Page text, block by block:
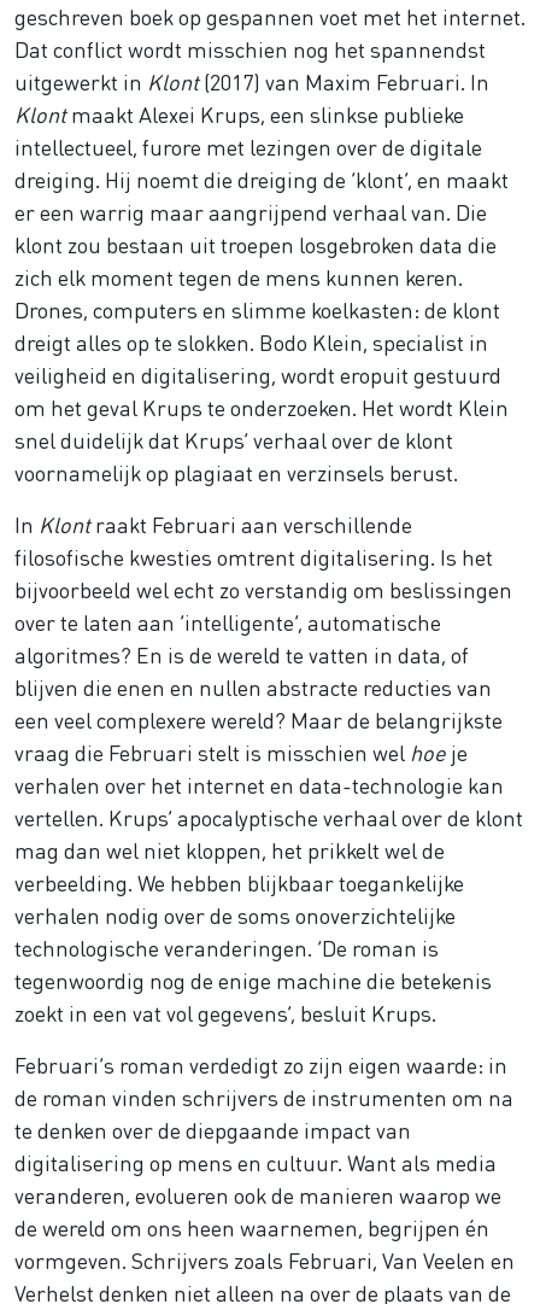
geschreven boek op gespannen voet met het internet.
Dat conflict wordt misschien nog het spannendst
uitgewerkt in Klont(2017) van Maxim Februari. In
Klontmaakt Alexei Krups, een slinkse publieke
intellectueel, furore met lezingen over de digitale
dreiging. Hij noemt die dreiging de ‘klont’, en maakt
er een warrig maar aangrijpend verhaal van. Die
klont zou bestaan uit troepen losgebroken data die
zich elk moment tegen de mens kunnen keren.
Drones, computers en slimme koelkasten: de klont
dreigt alles op te slokken. Bodo Klein, specialist in
veiligheid en digitalisering, wordt eropuit gestuurd
om het geval Krups te onderzoeken. Het wordt Klein
snel duidelijk dat Krups’ verhaal over de klont
voornamelijk op plagiaat en verzinsels berust.
In Klontraakt Februari aan verschillende
filosofische kwesties omtrent digitalisering. Is het
bijvoorbeeld wel echt zo verstandig om beslissingen
over te laten aan ‘intelligente’, automatische
algoritmes? En is de wereld te vatten in data, of
blijven die enen en nullen abstracte reducties van
een veel complexere wereld? Maar de belangrijkste
vraag die Februari stelt is misschien wel hoe je
verhalen over het internet en data-technologie kan
vertellen. Krups’ apocalyptische verhaal over de klont
mag dan wel niet kloppen, het prikkelt wel de
verbeelding. We hebben blijkbaar toegankelijke
verhalen nodig over de soms onoverzichtelijke
technologische veranderingen. ‘De roman is
tegenwoordig nog de enige machine die betekenis
zoekt in een vat vol gegevens’, besluit Krups.
Februari’s roman verdedigt zo zijn eigen waarde: in
de roman vinden schrijvers de instrumenten om na
te denken over de diepgaande impact van
digitalisering op mens en cultuur. Want als media
veranderen, evolueren ook de manieren waarop we
de wereld om ons heen waarnemen, begrijpen én
vormgeven. Schrijvers zoals Februari, Van Veelen en
Verhelst denken niet alleen na over de plaats van de